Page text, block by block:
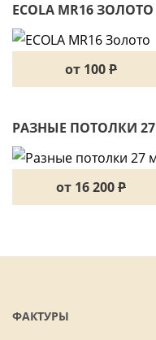
ECOLA MR16 ЗОЛОТО
от 100P
РАЗНЫЕ ПОТОЛКИ 27
М²
от 16 200P
ФАКТУРЫ